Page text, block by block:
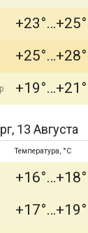
+23° +25°
+25° +28°
+19° +21°
13 Августа
Температура, °C
+16° +18°
+17° +19°